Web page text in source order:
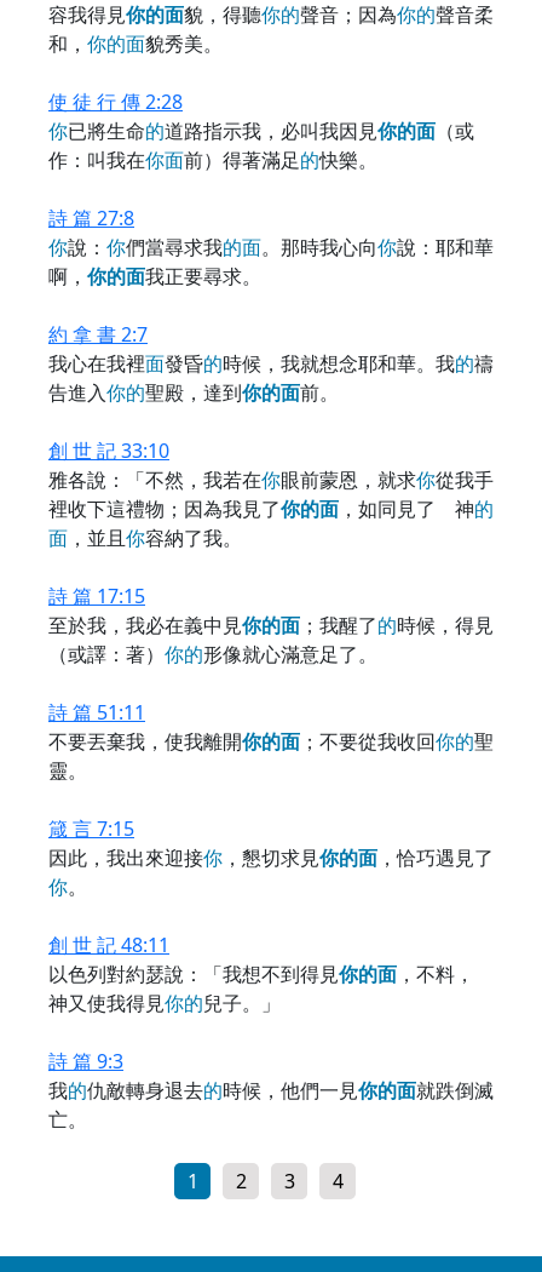
容我得見你的面貌，得聽你的聲音；因為你的聲音柔
和， 你的面貌秀美。
使 徒 行 傳 2:28
你已將生命的道路指示我，必叫我因見你的面 （或
作：叫我在你面前）得著滿足的快樂。
詩 篇 27:8
你說： 你們當尋求我的面。那時我心向你說：耶和華
啊， 你的面我正要尋求。
約 拿 書 2:7
我心在我裡面發昏的時候，我就想念耶和華。我的禱
告進入你的聖殿，達到你的面前。
創 世 記 33:10
雅各說：「不然，我若在你眼前蒙恩，就求你從我手
裡收下這禮物；因為我見了你的面 ，如同見了 神的
面 ，並且你容納了我。
詩 篇 17:15
至於我，我必在義中見你的面 ；我醒了的時候，得見
（或譯：著） 你的形像就心滿意足了。
詩 篇 51:11
不要丟棄我，使我離開你的面 ；不要從我收回你的聖
靈。
箴 言 7:15
因此，我出來迎接你 ，懇切求見你的面 ，恰巧遇見了
你。
創 世 記 48:11
以色列對約瑟說：「我想不到得見你的面 ，不料，
神又使我得見你的兒子。」
詩 篇 9:3
我的仇敵轉身退去的時候，他們一見你的面就跌倒滅
亡。
1 2 3 4